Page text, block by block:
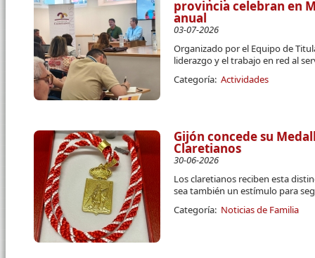
provincia celebran en
anual
03-07-2026
Organizado por el Equipo de
liderazgo y el trabajo en red al
Categoría: Actividades
Gijón concede su
Claretianos
30-06-2026
Los claretianos reciben esta
sea también un estímulo para
Categoría: Noticias de Familia